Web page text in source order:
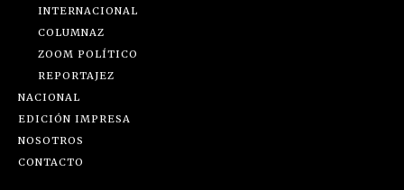
INTERNACIONAL
COLUMNAZ
ZOOM POLÍTICO
REPORTAJEZ
NACIONAL
EDICIÓN IMPRESA
NOSOTROS
CONTACTO